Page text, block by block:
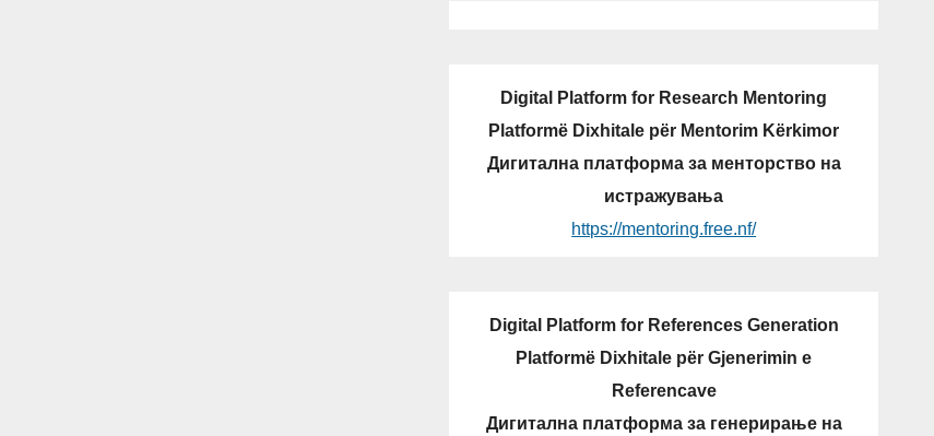
Digital Platform for Research Mentoring
Platformë Dixhitale për Mentorim Kërkimor
Дигитална платформа за менторство на
истражувања
https://mentoring.free.nf/
Digital Platform for References Generation
Platformë Dixhitale për Gjenerimin e
Referencave
Дигитална платформа за генерирање на